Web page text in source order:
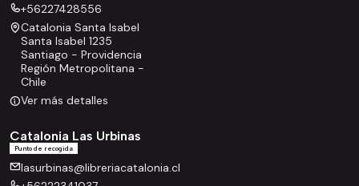
+56227428556
Catalonia Santa Isabel
Santa Isabel 1235
Santiago - Providencia
Región Metropolitana -
Chile
Ver más detalles
Catalonia Las Urbinas
Punto de recogida
lasurbinas@libreriacatalonia.cl